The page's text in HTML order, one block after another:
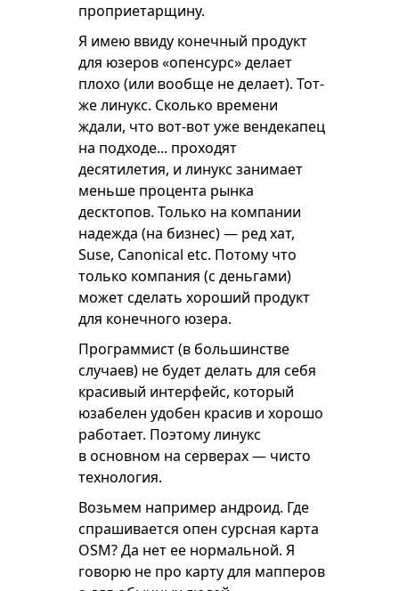
проприетарщину.
Я имею ввиду конечный продукт
для юзеров «опенсурс» делает
плохо (или вообще не делает). Тот-
же линукс. Сколько времени
ждали, что вот-вот уже вендекапец
на подходе... проходят
десятилетия, и линукс занимает
меньше процента рынка
десктопов. Только на компании
надежда (на бизнес) — ред хат,
Suse, Canonical etc. Потому что
только компания (с деньгами)
может сделать хороший продукт
для конечного юзера.
Программист (в большинстве
случаев) не будет делать для себя
красивый интерфейс, который
юзабелен удобен красив и хорошо
работает. Поэтому линукс
в основном на серверах — чисто
технология.
Возьмем например андроид. Где
спрашивается опен сурсная карта
OSM? Да нет ее нормальной. Я
говорю не про карту для мапперов